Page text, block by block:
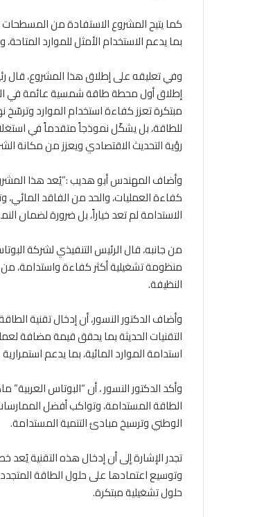
كما يتيح المشروع الاستفادة من
بما يدعم الاستخدام الأمثل للموارد
وفي تعليقه على إطلاق هذا المشروع، قال
إطلاق أول محطة طاقة شمسية عائمة في
مبتكرة تعزز كفاءة استخدام الموارد
للطاقة، بل يشكّل نموذجاً متقدماً في
رؤية التحديث الاقتصادي ويعزز من مكانة
وأضاف المهندس أبو هديب :”يُعد هذا
كفاءة العمليات، والحد من الفاقد المائي،
الاستدامة لم تعد خياراً، بل ضرورة لضمان
من جانبه، قال الرئيس التنفيذي لشركة
منظومة تشغيلية أكثر كفاءة واستدامة، من
النظيفة.
وأضاف الدكتور النسور، أن إدخال تقنية
التقنيات الحديثة بما يحقق قيمة مضافة
استدامة الموارد المائية، بما يدعم
وأكد الدكتور النسور ، أن “البوتاس
الطاقة المستدامة، وتواكب أفضل
الوطني وترسيخ مبادئ التنمية المستدامة.
تجدر الإشارة إلى أن إدخال هذه التقنية
وتوسيع اعتمادها على حلول الطاقة
حلول تشغيلية مبتكرة.